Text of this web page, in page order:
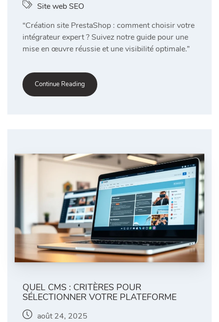
Site web SEO
“Création site PrestaShop : comment choisir votre
intégrateur expert ? Suivez notre guide pour une
mise en œuvre réussie et une visibilité optimale.”
Continue Reading
QUEL CMS : CRITÈRES POUR
SÉLECTIONNER VOTRE PLATEFORME
août 24, 2025